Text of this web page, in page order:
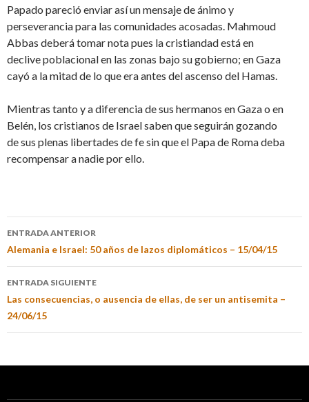
Papado pareció enviar así un mensaje de ánimo y
perseverancia para las comunidades acosadas. Mahmoud
Abbas deberá tomar nota pues la cristiandad está en
declive poblacional en las zonas bajo su gobierno; en Gaza
cayó a la mitad de lo que era antes del ascenso del Hamas.
Mientras tanto y a diferencia de sus hermanos en Gaza o en
Belén, los cristianos de Israel saben que seguirán gozando
de sus plenas libertades de fe sin que el Papa de Roma deba
recompensar a nadie por ello.
ENTRADA ANTERIOR
Alemania e Israel: 50 años de lazos diplomáticos – 15/04/15
ENTRADA SIGUIENTE
Las consecuencias, o ausencia de ellas, de ser un antisemita –
24/06/15